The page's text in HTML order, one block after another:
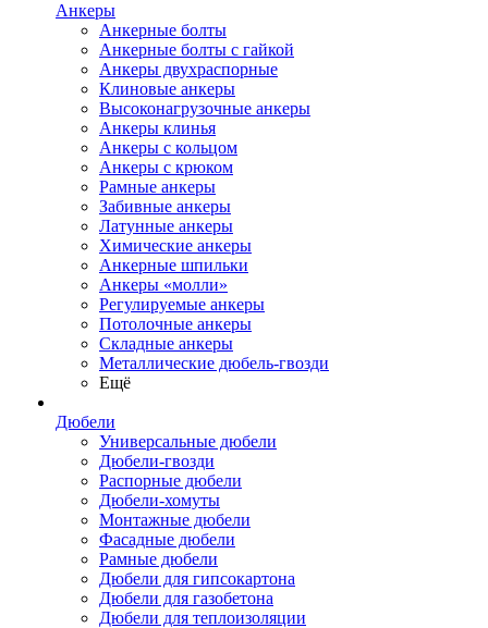
Анкеры
Анкерные болты
Анкерные болты с гайкой
Анкеры двухраспорные
Клиновые анкеры
Высоконагрузочные анкеры
Анкеры клинья
Анкеры с кольцом
Анкеры с крюком
Рамные анкеры
Забивные анкеры
Латунные анкеры
Химические анкеры
Анкерные шпильки
Анкеры «молли»
Регулируемые анкеры
Потолочные анкеры
Складные анкеры
Металлические дюбель-гвозди
Ещё
Дюбели
Универсальные дюбели
Дюбели-гвозди
Распорные дюбели
Дюбели-хомуты
Монтажные дюбели
Фасадные дюбели
Рамные дюбели
Дюбели для гипсокартона
Дюбели для газобетона
Дюбели для теплоизоляции